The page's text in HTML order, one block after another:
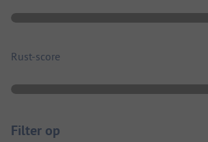
Rust-score
Filter op